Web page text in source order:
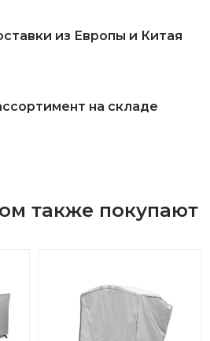
из Европы и Китая
на складе
также покупают